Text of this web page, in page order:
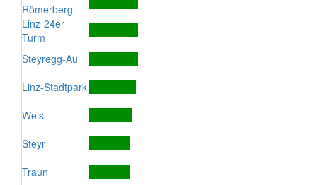
Römerberg
Linz-24er-
Turm
Steyregg-Au
Linz-Stadtpark
Wels
Steyr
Traun